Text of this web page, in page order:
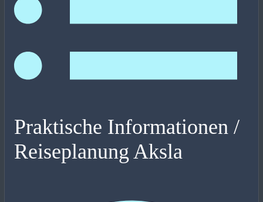
Praktische Informationen /
Reiseplanung Aksla